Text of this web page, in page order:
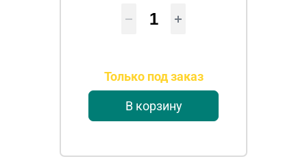
Только под заказ
В корзину